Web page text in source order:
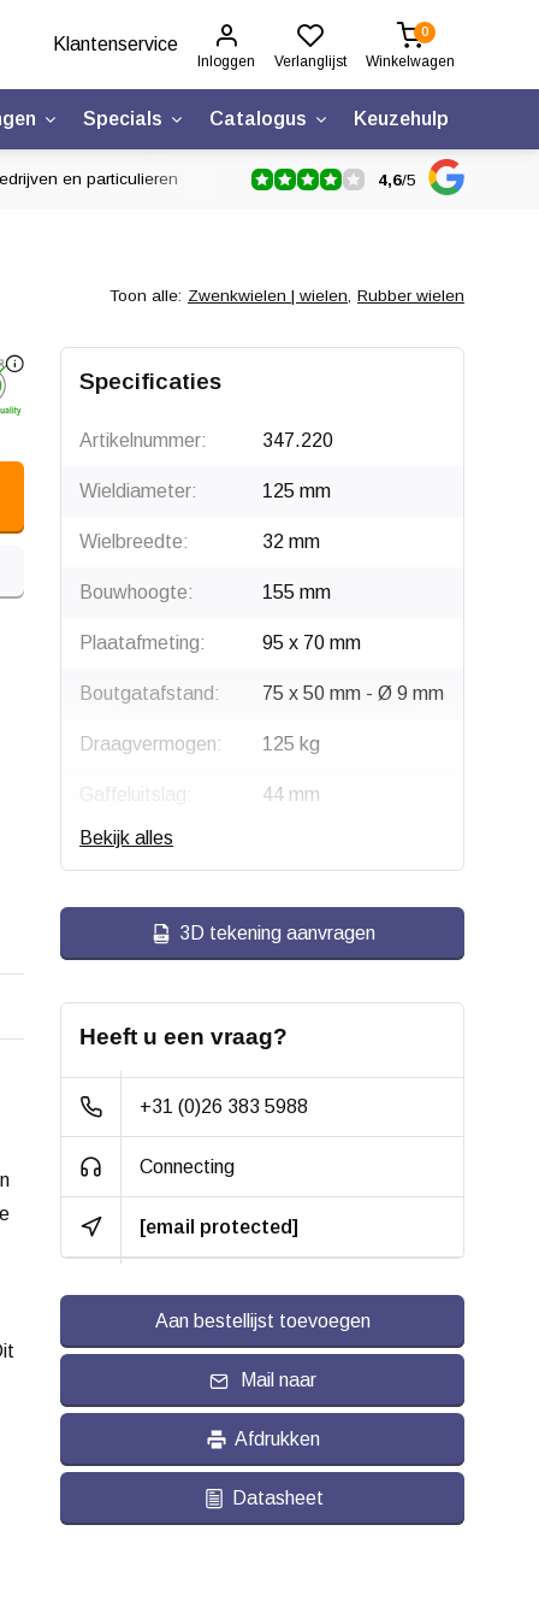
Klantenservice
Inloggen Verlanglijst
0
Winkelwagen
Specials Catalogus Keuzehulp
en particulieren 4,6/5
Toon alle: Zwenkwielen | wielen, Rubber wielen
Specificaties
Artikelnummer: 347.220
Wieldiameter: 125 mm
Wielbreedte: 32 mm
Bouwhoogte: 155 mm
Plaatafmeting: 95 x 70 mm
Boutgatafstand: 75 x 50 mm - Ø 9 mm
Draagvermogen: 125 kg
Gaffeluitslag: 44 mm
Type wiel:
Staal, verzinkt
Wiellager:
Enkel kogellager,
gecentreerd
Bandage:
Hardheid band: ca. 88 shore A
Slijtvast:
Geluiddempend:
- 20 / + 60 °C
ondergrond
Bekijk alles
3D tekening aanvragen
Heeft u een vraag?
+31 (0)26 383 5988
Connecting
[email protected]
Aan bestellijst toevoegen
Mail naar
Afdrukken
Datasheet